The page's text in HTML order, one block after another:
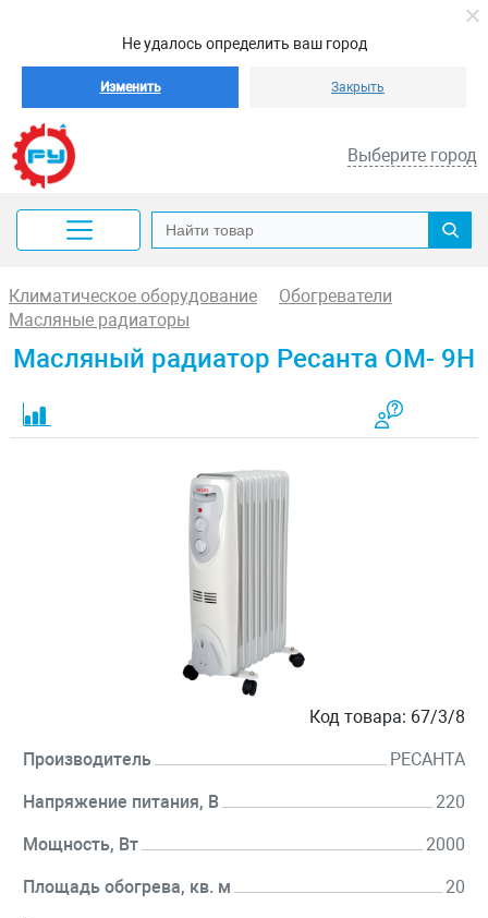
Не удалось определить ваш город
Изменить Закрыть
Выберите город
Климатическое оборудование
Обогреватели
Масляные радиаторы
Масляный радиатор Ресанта ОМ- 9Н
Код товара: 67/3/8
Производитель РЕСАНТА
Напряжение питания, В 220
Мощность, Вт 2000
Площадь обогрева, кв. м 20